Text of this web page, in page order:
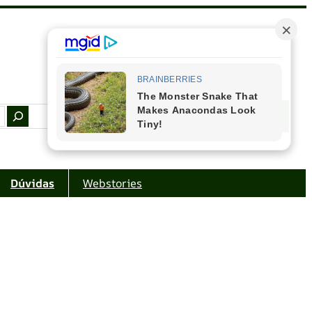
Facebook Instagram Youtube
Dúvidas Webstories